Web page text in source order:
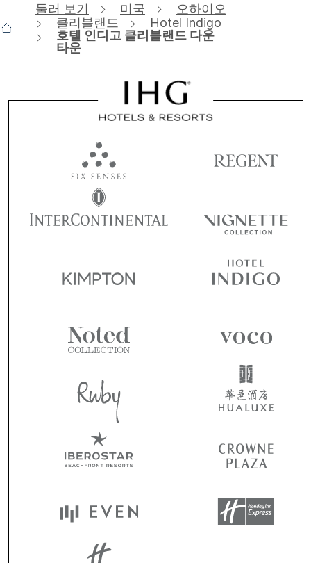
둘러 보기 미국
오하이오
클리블랜드
Hotel Indigo
호텔 인디고 클리블랜드 다운
타운